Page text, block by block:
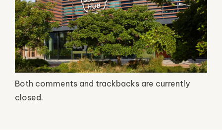
Both comments and trackbacks are currently
closed.